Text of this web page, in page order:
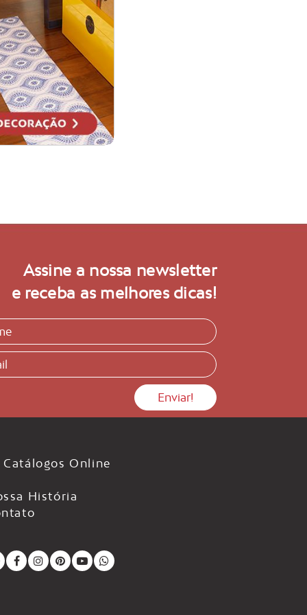
Assine a nossa newsletter
e receba as melhores dicas!
Catálogos Online
História